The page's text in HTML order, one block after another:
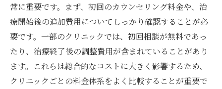
常に重要です。まず、初回のカウンセリング料金や、治
療開始後の追加費用についてしっかり確認することが必
要です。一部のクリニックでは、初回相談が無料であっ
たり、治療終了後の調整費用が含まれていることがあり
ます。これらは総合的なコストに大きく影響するため、
クリニックごとの料金体系をよく比較することが重要で